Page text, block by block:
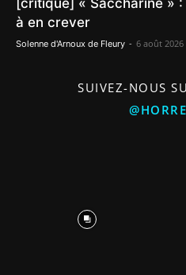
[critique] « Saccharine »
à en crever
Solenne d'Arnoux de Fleury - 6 août 2026
SUIVEZ-NOUS